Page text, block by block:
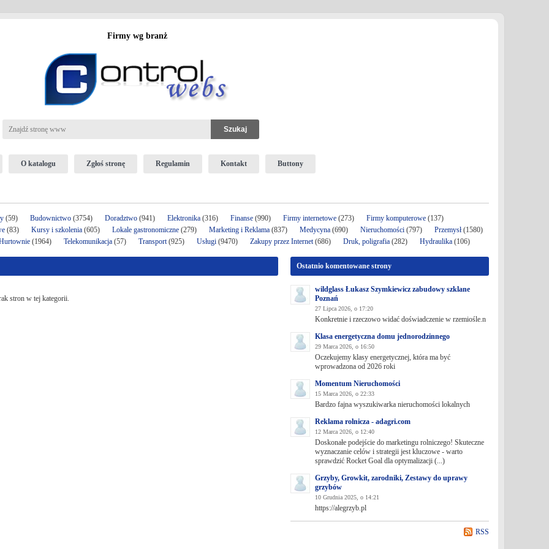
Firmy wg branż
O katalogu Zgłoś stronę Regulamin Kontakt Buttony
(59) Budownictwo (3754) Doradztwo (941) Elektronika (316) Finanse (990) Firmy internetowe (273) Firmy komputerowe (137)
(83) Kursy i szkolenia (605) Lokale gastronomiczne (279) Marketing i Reklama (837) Medycyna (690) Nieruchomości (797) Przemysł(1580)
(1964) Telekomunikacja (57) Transport(925) Usługi (9470) Zakupy przez Internet(686) Druk, poligrafia (282) Hydraulika (106)
stron w tej kategorii.
Ostatnio komentowane strony
wildglass Łukasz Szymkiewicz zabudowy szklane
Poznań
27 Lipca 2026, o 17:20
Konkretnie i rzeczowo widać doświadczenie w rzemiośle.n
Klasa energetyczna domu jednorodzinnego
29 Marca 2026, o 16:50
Oczekujemy klasy energetycznej, która ma być
wprowadzona od 2026 roki
Momentum Nieruchomości
15 Marca 2026, o 22:33
Bardzo fajna wyszukiwarka nieruchomości lokalnych
Reklama rolnicza - adagri.com
12 Marca 2026, o 12:40
Doskonałe podejście do marketingu rolniczego! Skuteczne
wyznaczanie celów i strategii jest kluczowe - warto
sprawdzić Rocket Goal dla optymalizacji (...)
Grzyby, Growkit, zarodniki, Zestawy do uprawy
grzybów
10 Grudnia 2025, o 14:21
https://alegrzyb.pl
RSS